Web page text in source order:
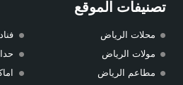
تصنيفات الموقع
محلات الرياض
مولات الرياض
مطاعم الرياض